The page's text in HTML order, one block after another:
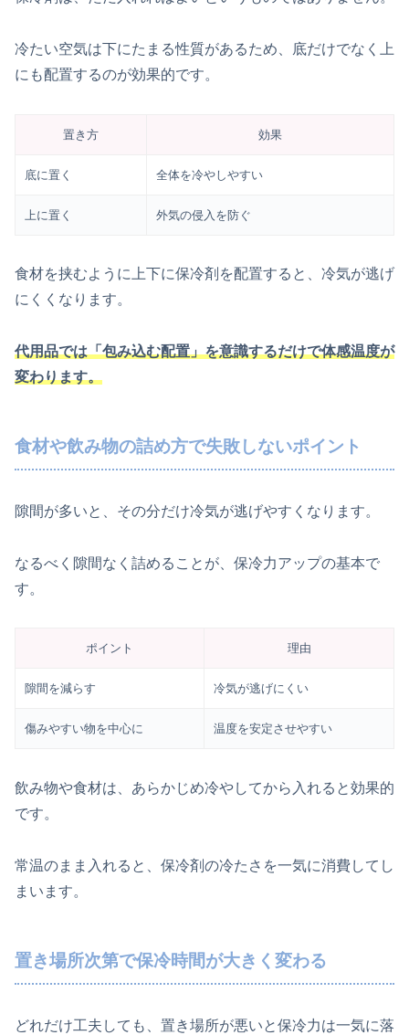
冷たい空気は下にたまる性質があるため、底だけでなく上
にも配置するのが効果的です。
置き方 効果
底に置く 全体を冷やしやすい
上に置く 外気の侵入を防ぐ
食材を挟むように上下に保冷剤を配置すると、冷気が逃げ
にくくなります。
代用品では「包み込む配置」を意識するだけで体感温度が
変わります。
食材や飲み物の詰め方で失敗しないポイント
隙間が多いと、その分だけ冷気が逃げやすくなります。
なるべく隙間なく詰めることが、保冷力アップの基本で
す。
ポイント 理由
隙間を減らす 冷気が逃げにくい
傷みやすい物を中心に 温度を安定させやすい
飲み物や食材は、あらかじめ冷やしてから入れると効果的
です。
常温のまま入れると、保冷剤の冷たさを一気に消費してし
まいます。
置き場所次第で保冷時間が大きく変わる
どれだけ工夫しても、置き場所が悪いと保冷力は一気に落